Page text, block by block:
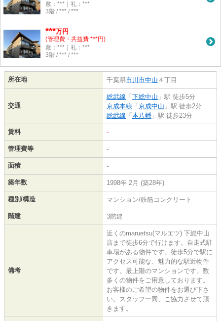
敷：***｜礼：***
3階 / *** / ***
***万円
(管理費・共益費 ***円)
敷：***｜礼：***
3階 / *** / ***
所在地 千葉県市川市中山 ４丁目
交通
総武線 「 下総中山 」駅 徒歩5分
京成本線 「 京成中山 」駅 徒歩2分
総武線 「 本八幡 」駅 徒歩23分
賃料 -
管理費等 -
面積 -
築年数 1998年 2月 (築28年)
種別/構造 マンション/鉄筋コンクリート
階建 3階建
備考
近くのmaruetsu(マルエツ) 下総中山
店まで徒歩6分で行けます。自走式駐
車場がある物件です。徒歩5分で駅に
アクセス可能な、魅力的な駅近物件
です。最上階のマンションです。数
多くの物件をご用意しております。
お客様のご希望の物件をお選び下さ
い。スタッフ一同、ご協力させて頂
きます。